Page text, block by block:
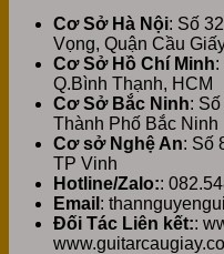
Cơ Sở Hà Nội: Số
Vọng, Quận Cầu
Cơ Sở Hồ Chí Minh:
Q.Bình Thạnh, HCM
Cơ Sở Bắc Ninh:
Thành Phố Bắc Ninh
Cơ sở Nghệ An: Số
TP Vinh
Hotline/Zalo::
Email :
Đối Tác Liên kết::